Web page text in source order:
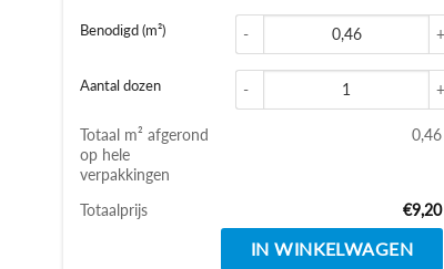
Benodigd (m²)
Aantal dozen
Totaal m² afgerond
op hele
verpakkingen
0,46
Totaalprijs €9,20
IN WINKELWAGEN